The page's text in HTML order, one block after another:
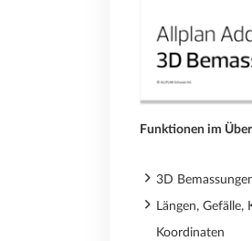
Funktionen im
3D
Längen, Gefälle,
Koordinaten